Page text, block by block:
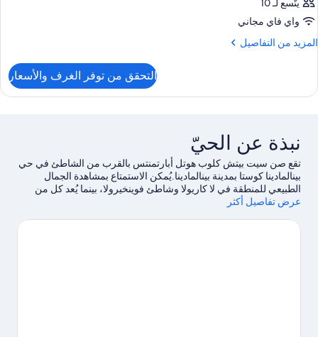
يتّسع لـ 10
واي فاي مجاني
المزيد من التفاصيل
المزيد
الغرفة
التحقق من توفر الغرف والأسعار
نبذة عن الحيّ
تقع صن سيت بيتش كلوب هوتل أبارتمنتس ‏بالقرب من الشاطئ في حي
بينالمادينا كوستا بمدينة بينالمادينا.يُمكن الاستمتاع بمشاهدة الجمال
الطبيعي للمنطقة في لا كاريولا وشاطئ فوينخيرولا، بينما يُعد كل من
أكوالاند توريمولينوس وحديقة بيوبارك فوينخيرولا من مناطق الجذب
وبينالمادينا مارينا مكانين آخرين موصى بهما للزيارة.اكتشف المغامرات
عرض تفاصيل أكثر